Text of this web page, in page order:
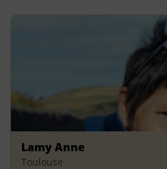
Lamy Anne
Toulouse